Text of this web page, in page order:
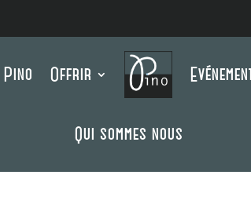
Offrir
Qui sommes nous